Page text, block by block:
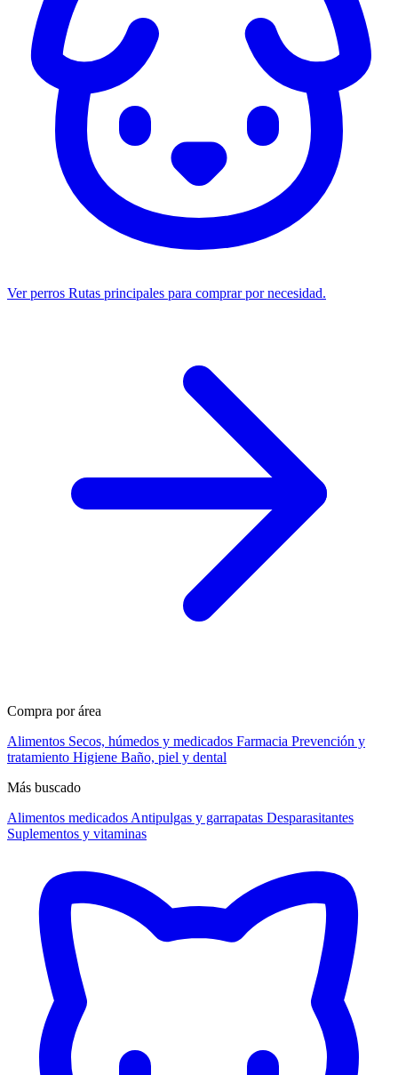
Ver perros Rutas principales para comprar por necesidad.
Compra por área
Alimentos Secos, húmedos y medicados Farmacia Prevención y
tratamiento Higiene Baño, piel y dental
Más buscado
Alimentos medicados Antipulgas y garrapatas Desparasitantes
Suplementos y vitaminas